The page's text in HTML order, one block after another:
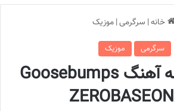
خانه| سرگرمی| موزیک
سرگرمی موزیک
متن و ترجمه آهنگ Goosebumps